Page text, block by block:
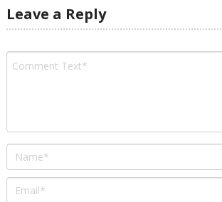
Leave a Reply